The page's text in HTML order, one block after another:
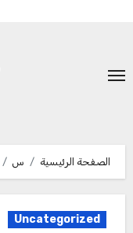
المحتوى
الصفحة الرئيسية س
Uncategorized